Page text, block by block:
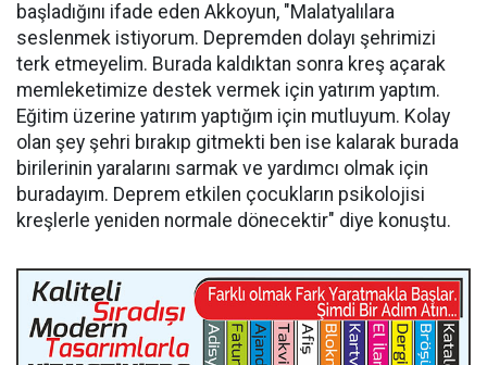
başladığını ifade eden Akkoyun, "Malatyalılara
seslenmek istiyorum. Depremden dolayı şehrimizi
terk etmeyelim. Burada kaldıktan sonra kreş açarak
memleketimize destek vermek için yatırım yaptım.
Eğitim üzerine yatırım yaptığım için mutluyum. Kolay
olan şey şehri bırakıp gitmekti ben ise kalarak burada
birilerinin yaralarını sarmak ve yardımcı olmak için
buradayım. Deprem etkilen çocukların psikolojisi
kreşlerle yeniden normale dönecektir" diye konuştu.